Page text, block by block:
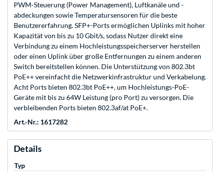
PWM-Steuerung (Power Management), Luftkanäle und -
abdeckungen sowie Temperatursensoren für die beste
Benutzererfahrung. SFP+-Ports ermöglichen Uplinks mit hoher
Kapazität von bis zu 10 Gbit/s, sodass Nutzer direkt eine
Verbindung zu einem Hochleistungsspeicherserver herstellen
oder einen Uplink über große Entfernungen zu einem anderen
Switch bereitstellen können. Die Unterstützung von 802.3bt
PoE++ vereinfacht die Netzwerkinfrastruktur und Verkabelung.
Acht Ports bieten 802.3bt PoE++, um Hochleistungs-PoE-
Geräte mit bis zu 64W Leistung (pro Port) zu versorgen. Die
verbleibenden Ports bieten 802.3af/at PoE+.
Art.-Nr.: 1617282
Details
Typ